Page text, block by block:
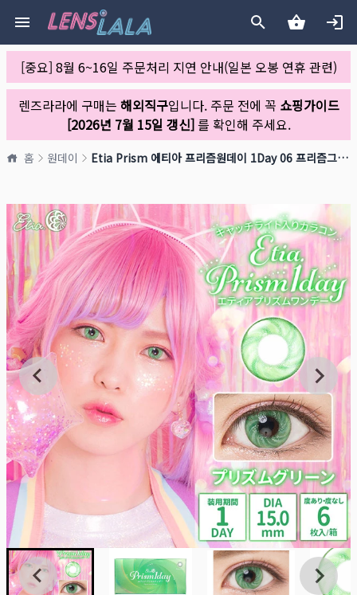
[중요] 8월 6~16일 주문처리 지연 안내(일본 오봉 연휴 관련)
렌즈라라에 구매는 해외직구입니다. 주문 전에 꼭 쇼핑가이드
[2026년 7월 15일 갱신]를 확인해 주세요.
홈 원데이 Etia Prism 에티아 프리즘원데이 1Day 06 프리즘그린(1박스 6개들이)